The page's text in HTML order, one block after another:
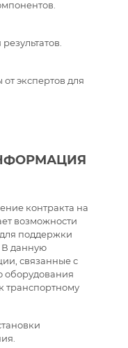
экспертов для
контракта на
возможности
поддержки
В данную
связанные с
оборудования
транспортному